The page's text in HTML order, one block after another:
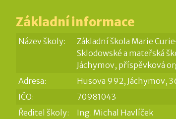
Základní informace
Název školy:
Základní škola Marie
Sklodowské a mateřská
Jáchymov, příspěvková
Adresa:
Husova 992, Jáchymov,
IČO:
70981043
Ředitel školy:
Ing. Michal Havlíček